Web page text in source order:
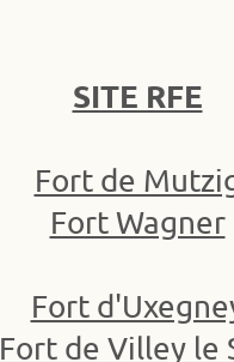
SITE RFE
Fort de
Fort Wagner
Fort
Fort de Villey le